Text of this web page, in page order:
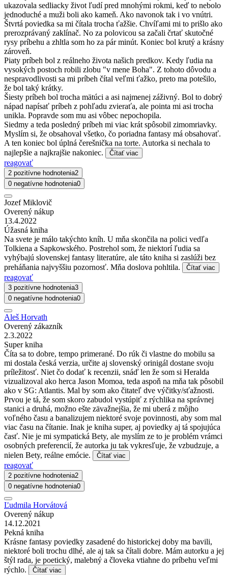
ukazovala sedliacky život ľudí pred mnohými rokmi, keď to nebolo
jednoduché a muži boli ako kameň. Ako navonok tak i vo vnútri.
Štvrtá poviedka sa mi čítala trocha ťažšie. Chvíľami mi to prišlo ako
prerozprávaný zaklínač. No za polovicou sa začali črtať skutočné
rysy príbehu a zhltla som ho za pár minút. Koniec bol krutý a krásny
zároveň.
Piaty príbeh bol z reálneho života našich predkov. Kedy ľudia na
vysokých postoch robili zlobu "v mene Boha". Z tohoto dôvodu a
nespravodlivosti sa mi príbeh čítal veľmi ťažko, preto ma potešilo,
že bol taký krátky.
Šiesty príbeh bol trocha mätúci a asi najmenej záživný. Bol to dobrý
nápad napísať príbeh z pohľadu zvieraťa, ale pointa mi asi trocha
unikla. Popravde som mu asi vôbec nepochopila.
Siedmy a teda posledný príbeh mi viac krát spôsobil zimomriavky.
Myslím si, že obsahoval všetko, čo poriadna fantasy má obsahovať.
A ten koniec bol úplná čerešnička na torte. Autorka si nechala to
najlepšie a najkrajšie nakoniec.
Čítať viac
reagovať
2 pozitívne hodnotenia2
0 negatívne hodnotenia0
Jozef Miklovič
Overený nákup
13.4.2022
Úžasná kniha
Na svete je málo takýchto kníh. U mňa skončila na polici vedľa
Tolkiena a Sapkowského. Postrehol som, že niektorí ľudia sa
vyhýbajú slovenskej fantasy literatúre, ale táto kniha si zaslúži bez
preháňania najvyššiu pozornosť. Mňa doslova pohltila.
Čítať viac
reagovať
3 pozitívne hodnotenia3
0 negatívne hodnotenia0
Aleš Horvath
Overený zákazník
2.3.2022
Super kniha
Číta sa to dobre, tempo primerané. Do rúk či vlastne do mobilu sa
mi dostala česká verzia, určite aj slovenský orinigál dostane svoju
príležitosť. Niet čo dodať k recenzii, snáď len že som si Heralda
vizualizoval ako herca Jason Momoa, teda aspoň na mňa tak pôsobil
ako v SG: Atlantis. Mal by som ako čitateľ dve výčitky/sťažnosti.
Prvou je tá, že som skoro zabudol vystúpiť z rýchlika na správnej
stanici a druhá, možno ešte zävažnejšia, že mi uberá z môjho
voľného času a banalizujem niektoré svoje povinnosti, aby som mal
viac času na čítanie. Inak je kniha super, aj poviedky aj tá spojujúca
časť. Nie je mi sympatická Bety, ale myslím ze to je problém vrámci
osobných preferencií, že autorka ju tak vykresľuje, že vzbudzuje, a
nielen Bety, reálne emócie.
Čítať viac
reagovať
2 pozitívne hodnotenia2
0 negatívne hodnotenia0
Ľudmila Horvátová
Overený nákup
14.12.2021
Pekná kniha
Krásne fantasy poviedky zasadené do historickej doby ma bavili,
niektoré boli trochu dlhé, ale aj tak sa čítali dobre. Mám autorku a jej
štýl rada, je poetický, malebný a človeka vtiahne do príbehu veľmi
rýchlo.
Čítať viac